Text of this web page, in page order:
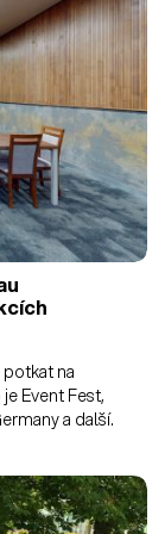
na
Event Fest,
a další.